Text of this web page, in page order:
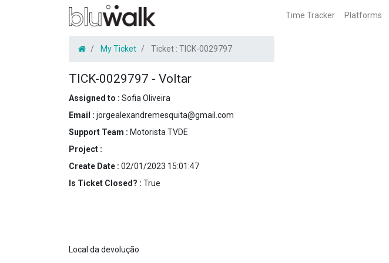
Time Tracker Platforms
My Ticket Ticket : TICK-0029797
TICK-0029797 - Voltar
Assigned to : Sofia Oliveira
Email : jorgealexandremesquita@gmail.com
Support Team : Motorista TVDE
Project :
Create Date : 02/01/2023 15:01:47
Is Ticket Closed? : True
Local da devolução